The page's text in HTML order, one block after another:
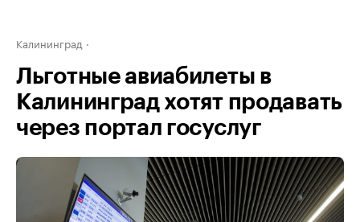
Калининград
Льготные авиабилеты в
Калининград хотят продавать
через портал госуслуг